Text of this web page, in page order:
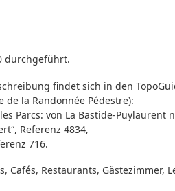
durchgeführt.
findet sich in den
de la Randonnée Pédestre):
Parcs: von La Bastide-Puylaurent
Referenz 4834,
716.
Cafés, Restaurants, Gästezimmer,